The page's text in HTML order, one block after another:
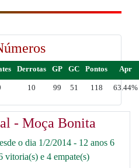
Derrotas GP GC Pontos Apr
10 99 51 118 63.44%
- Moça Bonita
o dia 1/2/2014 - 12 anos 6
vitoria(s) e 4 empate(s)